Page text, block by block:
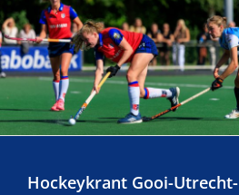
Hockeykrant Gooi-Utrecht-